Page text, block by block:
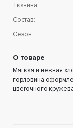
Тканина:
Состав:
Сезон:
О товаре
Мягкая и нежная
горловина
цветочного